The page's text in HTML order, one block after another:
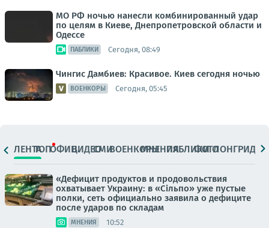
МО РФ ночью нанесли комбинированный удар
по целям в Киеве, Днепропетровской области и
Одессе
ПАБЛИКИ Сегодня, 08:49
Чингис Дамбиев: Красивое. Киев сегодня ночью
ВОЕНКОРЫ Сегодня, 05:45
ЛЕНТАТОПОФИЦ.ВИДЕОСМИВОЕНКОРЫМНЕНИЯПАБЛИКИ
ФОТОЛОНГРИДЫ
«Дефицит продуктов и продовольствия
охватывает Украину: в «Сільпо» уже пустые
полки, сеть официально заявила о дефиците
после ударов по складам
МНЕНИЯ 10:52